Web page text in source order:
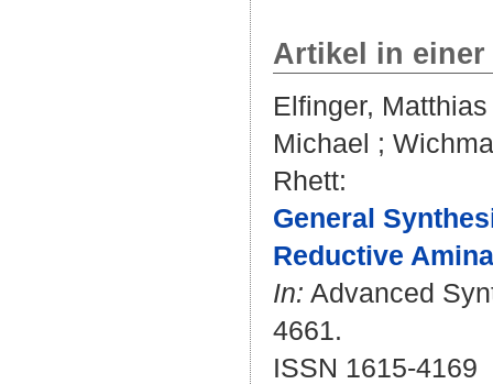
Artikel in
Elfinger, Matthias
Michael ;
Rhett:
General
Reductive
In: Advanced
4661.
ISSN 1615-4169